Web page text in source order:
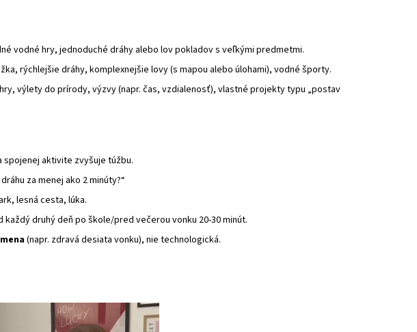
vodné hry, jednoduché dráhy alebo lov pokladov s veľkými predmetmi.
rýchlejšie dráhy, komplexnejšie lovy (s mapou alebo úlohami), vodné športy.
výlety do prírody, výzvy (napr. čas, vzdialenosť), vlastné projekty typu „postav
aktivite zvyšuje túžbu.
za menej ako 2 minúty?“
lesná cesta, lúka.
každý druhý deň po škole/pred večerou vonku 20‑30 minút.
(napr. zdravá desiata vonku), nie technologická.